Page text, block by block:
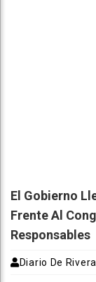
El Gobierno
Frente Al
Responsables
Diario De Rivera